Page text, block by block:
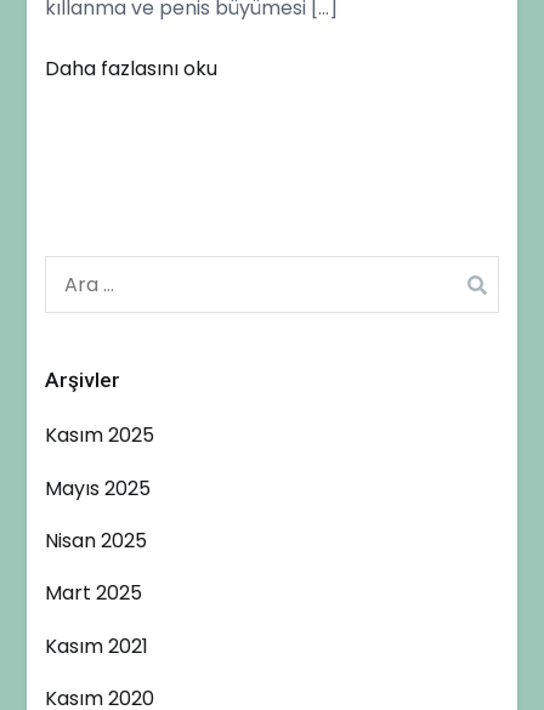
kıllanma ve penis büyümesi […]
Daha fazlasını oku
Arama:
Arşivler
Kasım 2025
Mayıs 2025
Nisan 2025
Mart 2025
Kasım 2021
Kasım 2020